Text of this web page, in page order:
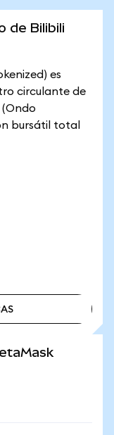
de Bilibili
es
circulante de
(Ondo
bursátil total